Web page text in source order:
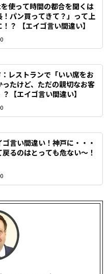
使って時間の都合を聞くは
パン買ってきて？」って上
？ 【エイゴ言い間違い】
レストランで「いい席をお
たけど、ただの親切なお客
【エイゴ言い間違い】
ゴ言い間違い！神戸に・・・
るのはとっても危ない～！